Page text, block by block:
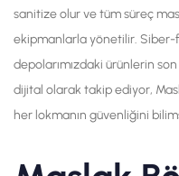
sanitize olur ve tüm süreç
ekipmanlarla yönetilir. Siber-
depolarımızdaki ürünlerin
dijital olarak takip ediyor,
her lokmanın güvenliğini